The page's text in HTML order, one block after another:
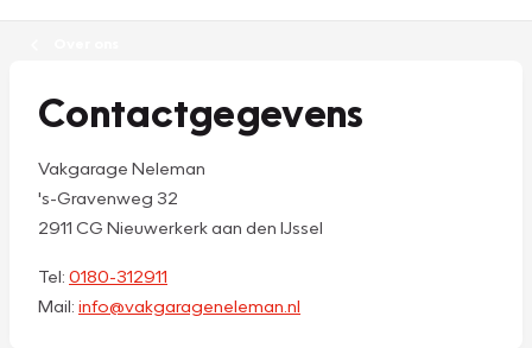
Contactgegevens
Vakgarage Neleman
's-Gravenweg 32
2911 CG Nieuwerkerk aan den IJssel
Tel: 0180-312911
Mail: info@vakgarageneleman.nl